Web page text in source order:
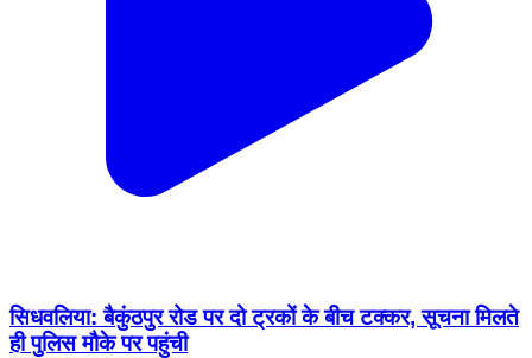
सिधवलिया: बैकुंठपुर रोड पर दो ट्रकों के बीच टक्कर, सूचना मिलते
ही पुलिस मौके पर पहुंची